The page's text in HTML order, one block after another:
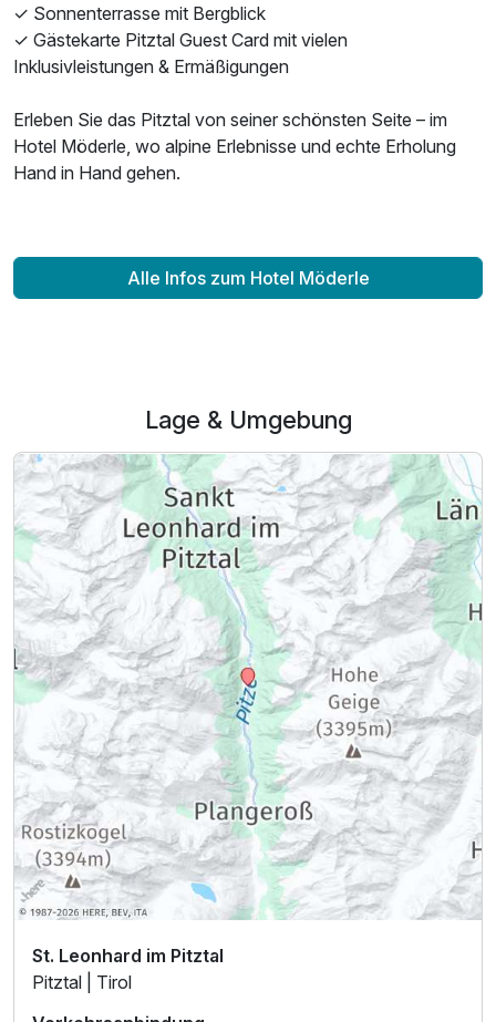
Ausstattung
✓ Sonnenterrasse mit Bergblick
✓ Gästekarte Pitztal Guest Card mit vielen
Inklusivleistungen & Ermäßigungen
Erleben Sie das Pitztal von seiner schönsten Seite – im
Hotel Möderle, wo alpine Erlebnisse und echte Erholung
Hand in Hand gehen.
Alle Infos zum Hotel Möderle
Lage & Umgebung
St. Leonhard im Pitztal
Pitztal | Tirol